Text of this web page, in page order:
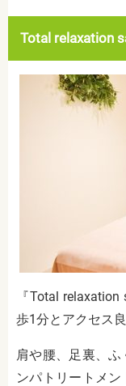
Total relaxation
『Total
歩1分とアクセス
肩や腰、足裏、ふ
ンパトリートメ